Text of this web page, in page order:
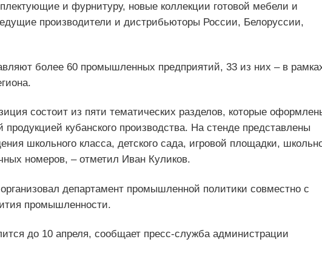
и фурнитуру, новые коллекции готовой мебели и
производители и дистрибьюторы России, Белоруссии,
более 60 промышленных предприятий, 33 из них – в
состоит из пяти тематических разделов, которые
кубанского производства. На стенде представлены
школьного класса, детского сада, игровой площадки,
номеров, – отметил Иван Куликов.
департамент промышленной политики совместно с
промышленности.
до 10 апреля, сообщает пресс-служба администрации